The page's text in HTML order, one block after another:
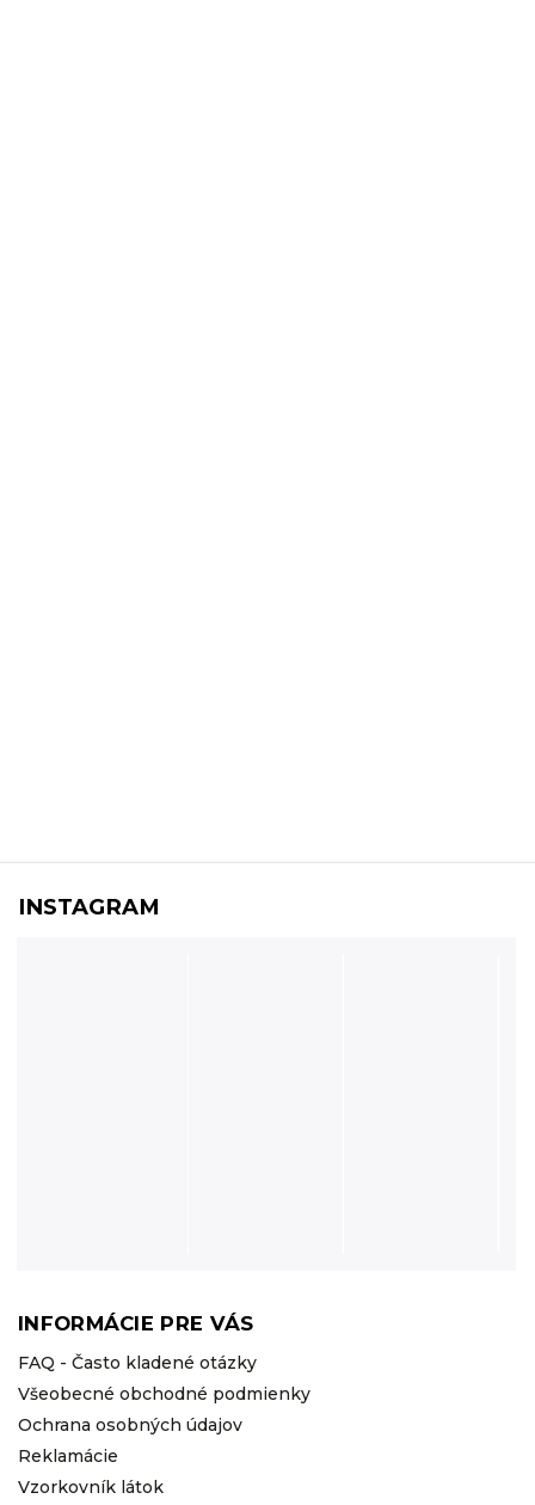
INFORMÁCIE PRE VÁS
FAQ - Často kladené otázky
Všeobecné obchodné podmienky
Ochrana osobných údajov
Reklamácie
Vzorkovník látok
INSTAGRAM